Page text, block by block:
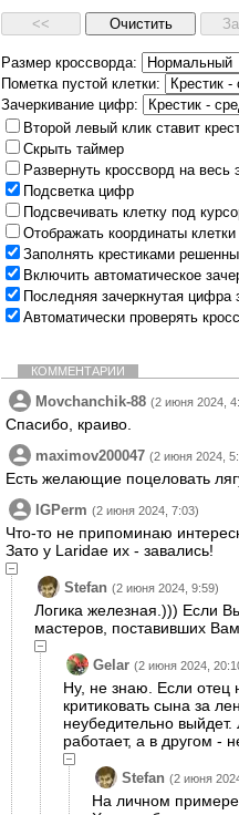
Размер кроссворда:
Пометка пустой клетки:
Зачеркивание цифр:
Второй левый клик ставит
Скрыть таймер
Развернуть кроссворд на
Подсветка цифр
Подсвечивать клетку под
Отображать координаты
Заполнять крестиками
Включить автоматическое
Последняя зачеркнутая цифра
Автоматически проверять
КОММЕНТАРИИ
Movchanchik-88 (2 июня 2024,
Спасибо, краиво.
maximov200047 (2 июня 2024,
Есть желающие поцеловать
IGPerm (2 июня 2024, 7:03)
Что-то не припоминаю
Зато у Laridae их - завались!
Stefan (2 июня 2024, 9:59)
Логика железная.))) Если
мастеров, поставивших
Gelar (2 июня 2024,
Ну, не знаю. Если отец
критиковать сына за
неубедительно
работает, а в другом -
Stefan (2 июня
На личном